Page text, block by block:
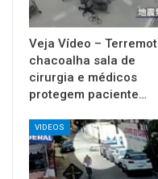
Veja Vídeo –
chacoalha sala de
cirurgia e médicos
protegem paciente…
VIDEOS